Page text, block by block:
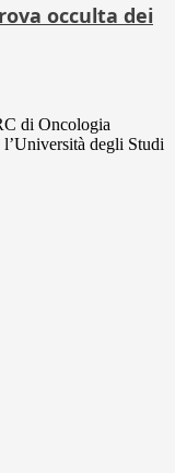
occulta dei
di Oncologia
degli Studi